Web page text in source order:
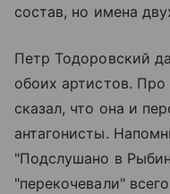
состав, но имена
Петр Тодоровский
обоих артистов.
сказал, что она и
антагонисты.
"Подслушано в
"перекочевали"